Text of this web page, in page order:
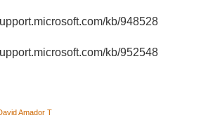
kb/948528
kb/952548
Amador T